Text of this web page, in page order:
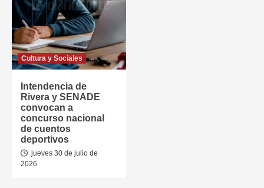
Cultura y Sociales
Intendencia de
Rivera y SENADE
convocan a
concurso nacional
de cuentos
deportivos
jueves 30 de julio de
2026